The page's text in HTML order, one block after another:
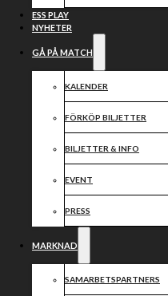
ESS PLAY
NYHETER
GÅ PÅ MATCH
KALENDER
FÖRKÖP BILJETTER
BILJETTER & INFO
EVENT
PRESS
MARKNAD
SAMARBETSPARTNERS
2024
Dela nyheten: